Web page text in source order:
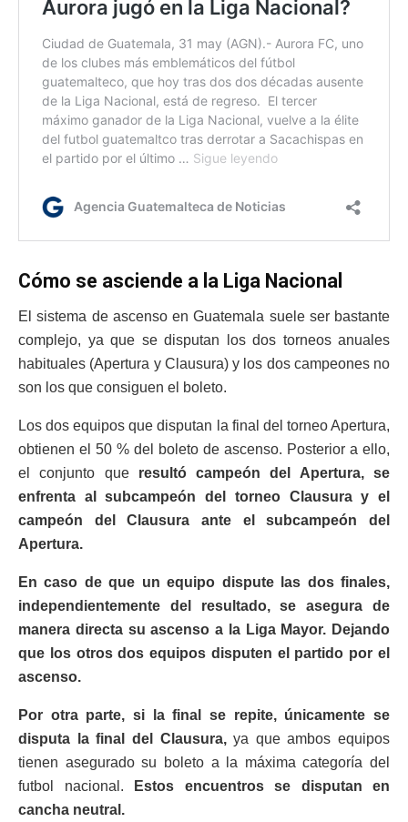
Cómo se asciende a la Liga Nacional
El sistema de ascenso en Guatemala suele ser bastante
complejo, ya que se disputan los dos torneos anuales
habituales (Apertura y Clausura) y los dos campeones no
son los que consiguen el boleto.
Los dos equipos que disputan la final del torneo Apertura,
obtienen el 50 % del boleto de ascenso. Posterior a ello,
el conjunto que resultó campeón del Apertura, se
enfrenta al subcampeón del torneo Clausura y el
campeón del Clausura ante el subcampeón del
Apertura.
En caso de que un equipo dispute las dos finales,
independientemente del resultado, se asegura de
manera directa su ascenso a la Liga Mayor. Dejando
que los otros dos equipos disputen el partido por el
ascenso.
Por otra parte, si la final se repite, únicamente se
disputa lafinal del Clausura,ya que ambos equipos
tienen asegurado su boleto a la máxima categoría del
futbol nacional.
Estos encuentros se disputan en
cancha neutral.